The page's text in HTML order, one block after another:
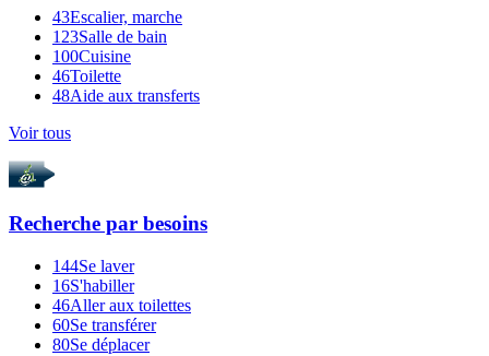
43Escalier, marche
123Salle de bain
100Cuisine
46Toilette
48Aide aux transferts
Voir tous
Recherche par besoins
144Se laver
16S'habiller
46Aller aux toilettes
60Se transférer
80Se déplacer